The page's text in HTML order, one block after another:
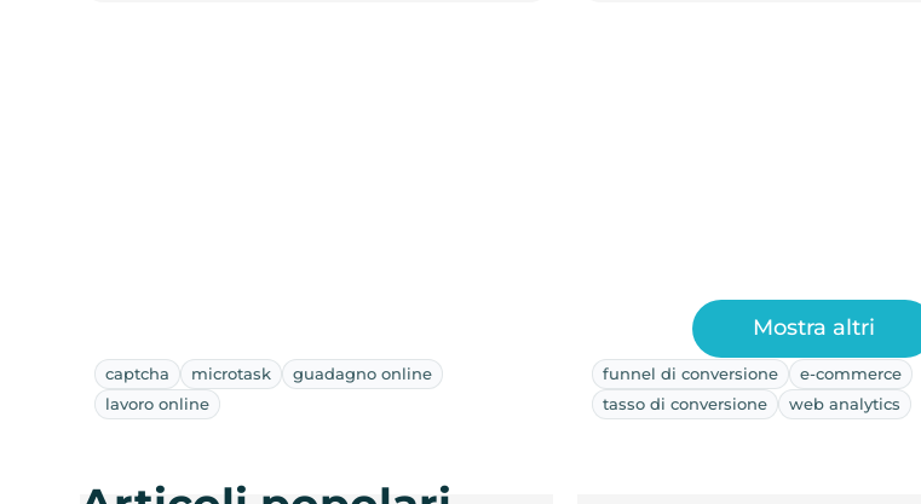
captcha microtask
guadagno online
lavoro online
funnel di conversione
e-commerce
tasso di conversione
web analytics
Mostra altri